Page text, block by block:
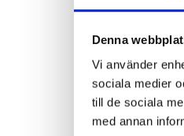
Denna
Vi använder
sociala medier
till de sociala
med annan